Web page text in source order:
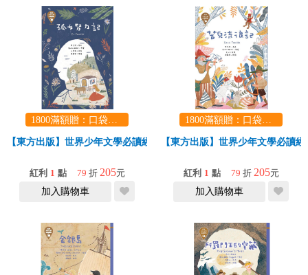
1800滿額贈：口袋玩具一份（隨機出貨） (summer read)
【東方出版】世界少年文學必讀經典60-孤女努力記
紅利 1 點 79 折 205元
加入購物車
1800滿額贈：口袋玩具一份（隨機出貨） (summer read)
【東方出版】世界少年文學必讀
紅利 1 點 79 折 205元
加入購物車